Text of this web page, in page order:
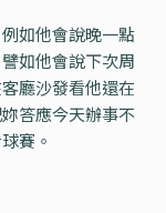
如他會說晚一點
如他會說下次周
廳沙發看他還在
答應今天辦事不
賽。